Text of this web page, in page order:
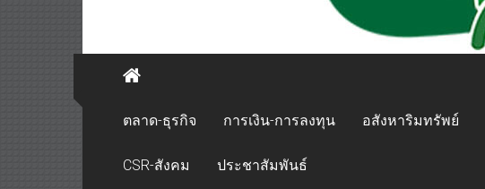
ตลาด-ธุรกิจ การเงิน-การลงทุน อสังหาริมทรัพย์
CSR-สังคม ประชาสัมพันธ์